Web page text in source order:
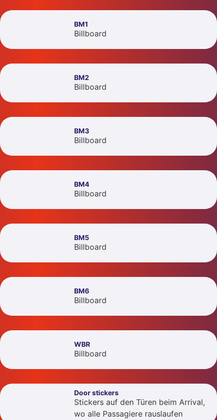
BM1
Billboard
BM2
Billboard
BM3
Billboard
BM4
Billboard
BM5
Billboard
BM6
Billboard
WBR
Billboard
Door stickers
Stickers auf den Türen beim Arrival,
wo alle Passagiere rauslaufen